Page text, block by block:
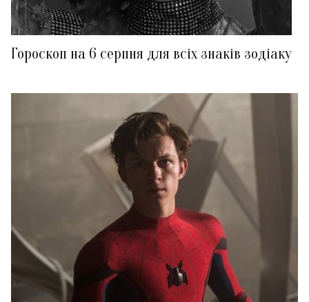
Гороскоп на 6 серпня для всіх знаків зодіаку